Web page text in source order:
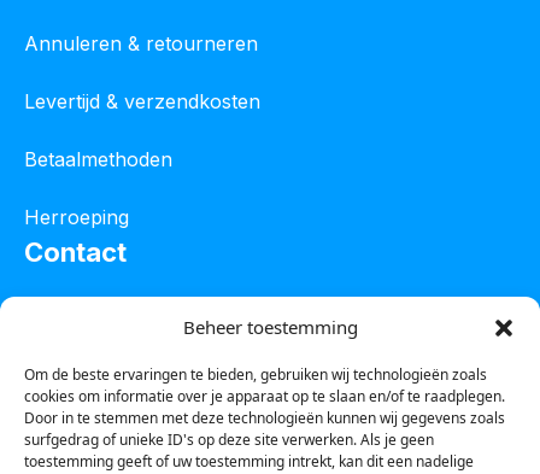
Beheer toestemming
Om de beste ervaringen te bieden, gebruiken wij technologieën zoals
cookies om informatie over je apparaat op te slaan en/of te raadplegen.
Door in te stemmen met deze technologieën kunnen wij gegevens zoals
surfgedrag of unieke ID's op deze site verwerken. Als je geen
toestemming geeft of uw toestemming intrekt, kan dit een nadelige
Annuleren & retourneren
Levertijd & verzendkosten
Betaalmethoden
Herroeping
Contact
Tel :0850601800
Whatsapp : 0623388306